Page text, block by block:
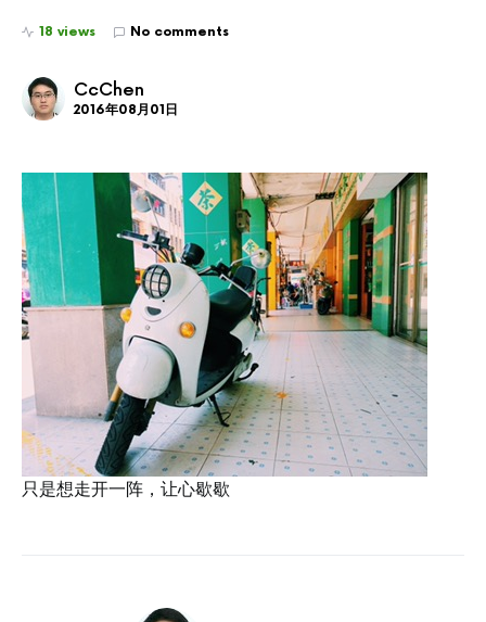
18 views No comments
CcChen
2016年08月01日
只是想走开一阵，让心歇歇